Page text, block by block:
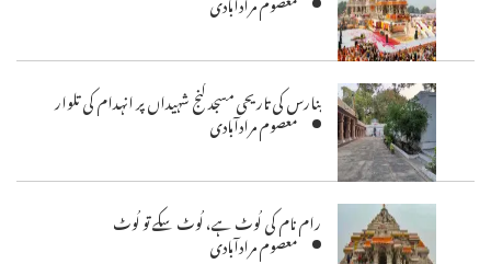
بنارس کی تاریحی مسجد گنج شہیداں پر انہدام کی تلوار
معصوم مرادآبادی
رام نام کی لُوٹ ہے، لُوٹ سکے تو لُوٹ
معصوم مرادآبادی